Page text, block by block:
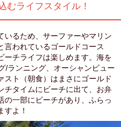
むライフスタイル！
いるため、サーファーやマリン
言われているゴールドコース
ーチライフは楽しめます。海を
/ランニング、オーシャンビュー
スト（朝食）はまさにゴールド
チタイムにビーチに出て、お弁
の一部にビーチがあり、ふらっ
すよ！